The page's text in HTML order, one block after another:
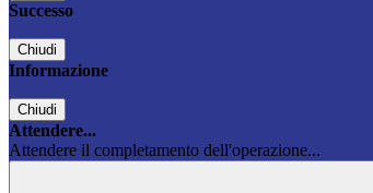
Successo
Chiudi
Informazione
Chiudi
Attendere...
Attendere il completamento dell'operazione...